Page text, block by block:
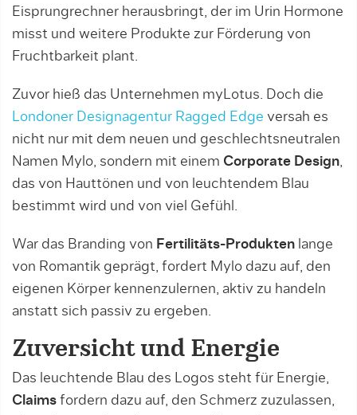
Eisprungrechner herausbringt, der im Urin Hormone
misst und weitere Produkte zur Förderung von
Fruchtbarkeit plant.
Zuvor hieß das Unternehmen myLotus. Doch die
Londoner Designagentur Ragged Edge versah es
nicht nur mit dem neuen und geschlechtsneutralen
Namen Mylo, sondern mit einem Corporate Design,
das von Hauttönen und von leuchtendem Blau
bestimmt wird und von viel Gefühl.
War das Branding von Fertilitäts-Produkten lange
von Romantik geprägt, fordert Mylo dazu auf, den
eigenen Körper kennenzulernen, aktiv zu handeln
anstatt sich passiv zu ergeben.
Zuversicht und Energie
Das leuchtende Blau des Logos steht für Energie,
Claims fordern dazu auf, den Schmerz zuzulassen,